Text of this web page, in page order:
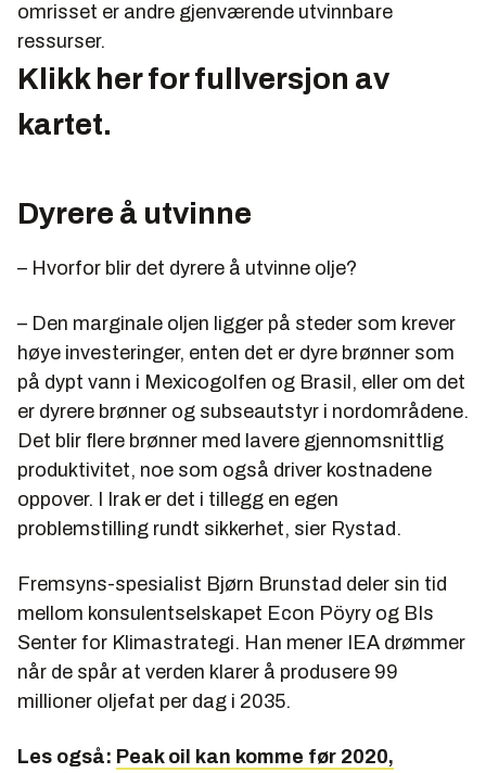
omrisset er andre gjenværende utvinnbare
ressurser.
Klikk her for fullversjon av
kartet.
Dyrere å utvinne
– Hvorfor blir det dyrere å utvinne olje?
– Den marginale oljen ligger på steder som krever
høye investeringer, enten det er dyre brønner som
på dypt vann i Mexicogolfen og Brasil, eller om det
er dyrere brønner og subseautstyr i nordområdene.
Det blir flere brønner med lavere gjennomsnittlig
produktivitet, noe som også driver kostnadene
oppover. I Irak er det i tillegg en egen
problemstilling rundt sikkerhet, sier Rystad.
Fremsyns-spesialist Bjørn Brunstad deler sin tid
mellom konsulentselskapet Econ Pöyry og BIs
Senter for Klimastrategi. Han mener IEA drømmer
når de spår at verden klarer å produsere 99
millioner oljefat per dag i 2035.
Les også: Peak oil kan komme før 2020,